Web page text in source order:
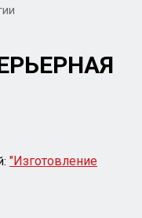
"Изготовление